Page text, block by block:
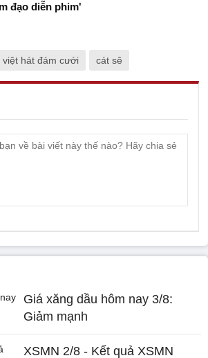
đạo diễn phim'
việt hát đám cưới cát sê
Giá xăng dầu hôm nay 3/8:
Giảm mạnh
XSMN 2/8 - Kết quả XSMN